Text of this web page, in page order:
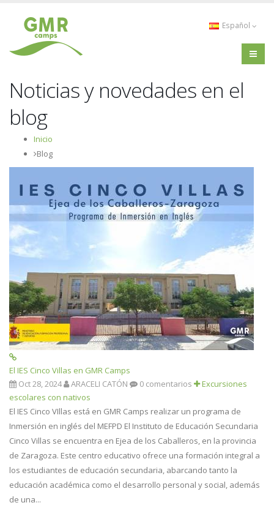
Español
Noticias y novedades en el
blog
Inicio
Blog
El IES Cinco Villas en GMR Camps
Oct 28, 2024
ARACELI CATÓN 0 comentarios
Excursiones
escolares con nativos
El IES Cinco VIllas está en GMR Camps realizar un programa de
Inmersión en inglés del MEFPD El Instituto de Educación Secundaria
Cinco Villas se encuentra en Ejea de los Caballeros, en la provincia
de Zaragoza. Este centro educativo ofrece una formación integral a
los estudiantes de educación secundaria, abarcando tanto la
educación académica como el desarrollo personal y social, además
de una...